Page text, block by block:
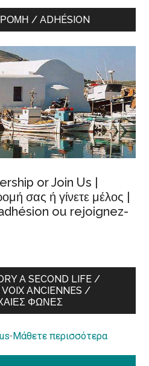
/ ADHÉSION
or Join Us |
σας ή γίνετε μέλος |
ou rejoignez-
A SECOND LIFE /
VOIX ANCIENNES /
ΦΩΝΈΣ
-Μάθετε περισσότερα